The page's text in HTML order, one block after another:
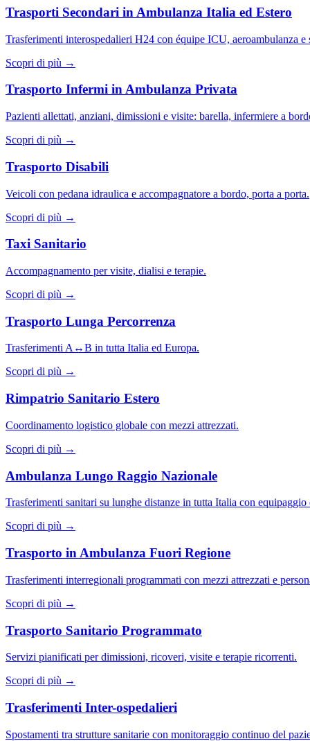
Trasporti Secondari in Ambulanza Italia ed Estero
Trasferimenti interospedalieri H24 con équipe ICU, aeroambulanza e
Scopri di più →
Trasporto Infermi in Ambulanza Privata
Pazienti allettati, anziani, dimissioni e visite: barella, infermiere a
Scopri di più →
Trasporto Disabili
Veicoli con pedana idraulica e accompagnatore a bordo, porta a porta.
Scopri di più →
Taxi Sanitario
Accompagnamento per visite, dialisi e terapie.
Scopri di più →
Trasporto Lunga Percorrenza
Trasferimenti A↔B in tutta Italia ed Europa.
Scopri di più →
Rimpatrio Sanitario Estero
Coordinamento logistico globale con mezzi attrezzati.
Scopri di più →
Ambulanza Lungo Raggio Nazionale
Trasferimenti sanitari su lunghe distanze in tutta Italia con equipaggio
Scopri di più →
Trasporto in Ambulanza Fuori Regione
Trasferimenti interregionali programmati con mezzi attrezzati e
Scopri di più →
Trasporto Sanitario Programmato
Servizi pianificati per dimissioni, ricoveri, visite e terapie ricorrenti.
Scopri di più →
Trasferimenti Inter-ospedalieri
Spostamenti tra strutture sanitarie con monitoraggio continuo del